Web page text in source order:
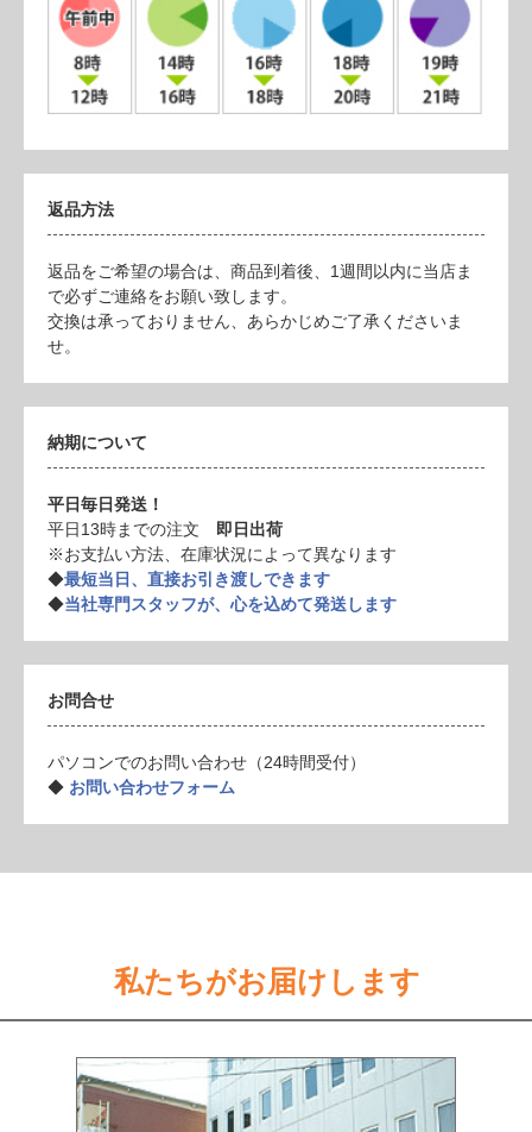
返品方法
返品をご希望の場合は、商品到着後、1週間以内に当店ま
で必ずご連絡をお願い致します。
交換は承っておりません、あらかじめご了承くださいま
せ。
納期について
平日毎日発送！
平日13時までの注文 即日出荷
※お支払い方法、在庫状況によって異なります
◆最短当日、直接お引き渡しできます
◆当社専門スタッフが、心を込めて発送します
お問合せ
パソコンでのお問い合わせ（24時間受付）
◆ お問い合わせフォーム
私たちがお届けします